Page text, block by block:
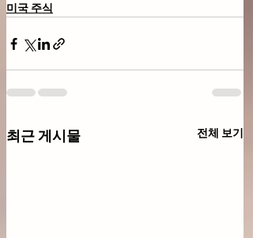
미국 주식
최근 게시물 전체 보기